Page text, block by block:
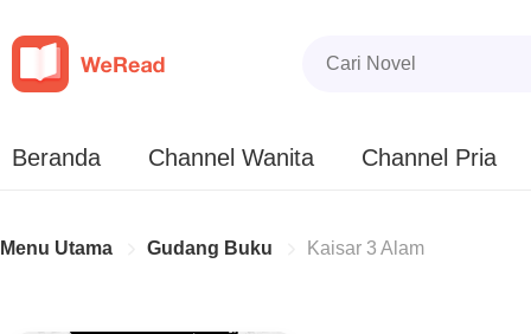
Beranda Channel Wanita Channel Pria
Menu Utama Gudang Buku Kaisar 3 Alam